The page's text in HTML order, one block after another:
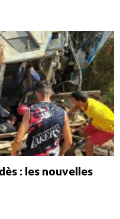
: les nouvelles